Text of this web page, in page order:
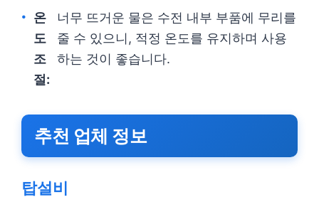
온
도
조
절:
너무 뜨거운 물은 수전 내부 부품에 무리를
줄 수 있으니, 적정 온도를 유지하며 사용
하는 것이 좋습니다.
추천 업체 정보
탑설비